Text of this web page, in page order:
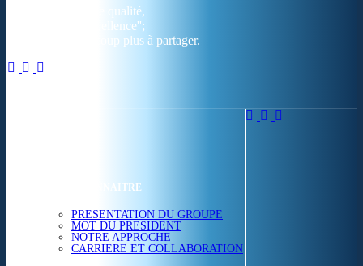
''Des prestations de qualité,
la garantie de l'excellence'';
Nous avons beaucoup plus à partager.
NOUS CONNAITRE
PRESENTATION DU GROUPE
MOT DU PRESIDENT
NOTRE APPROCHE
CARRIERE ET COLLABORATION